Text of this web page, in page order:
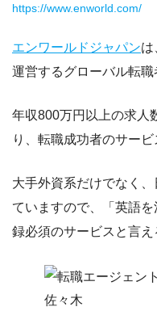
https://www.enworld.com/
エンワールドジャパンは
運営するグローバル転職
年収800万円以上の求人
り、転職成功者のサー
大手外資系だけでなく
ていますので、「英語
録必須のサービスと言え
佐々木